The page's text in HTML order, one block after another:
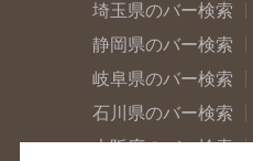
埼玉県のバー検索
静岡県のバー検索
岐阜県のバー検索
石川県のバー検索
大阪府のバー検索